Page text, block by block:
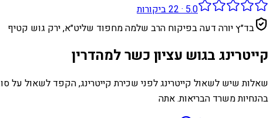
5.0
·
22ביקורות
בד״ץ יורה דעה בפיקוח הרב שלמה מחפוד שליט״א, ירק גוש קטיף
קייטרינג בגוש עציון כשר למהדרין
שאלות שיש לשאול קייטרינג לפני שכירת קייטרינג, הקפד לשאול על
בהנחיות משרד הבריאות. אתה